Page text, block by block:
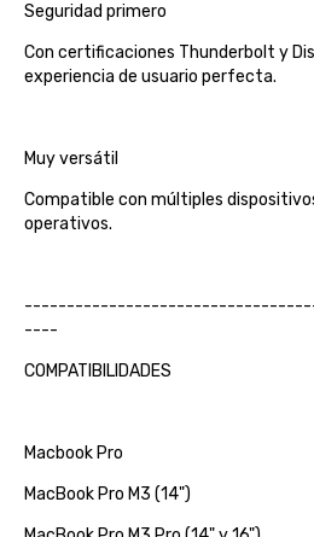
Seguridad primero
Con certificaciones Thunderbolt y
experiencia de usuario perfecta.
Muy versátil
Compatible con múltiples
operativos.
----
COMPATIBILIDADES
Macbook Pro
MacBook Pro M3 (14")